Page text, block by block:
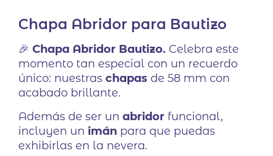
Chapa Abridor para Bautizo
🎉 Chapa Abridor Bautizo. Celebra este
momento tan especial con un recuerdo
único: nuestras chapas de 58 mm con
acabado brillante.
Además de ser un abridor funcional,
incluyen un imán para que puedas
exhibirlas en la nevera.